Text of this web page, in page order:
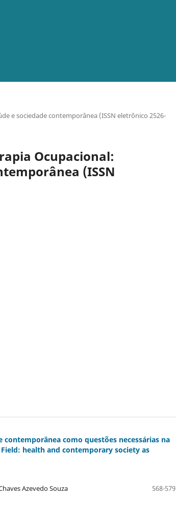
e sociedade contemporânea (ISSN eletrônico 2526-
Ocupacional:
(ISSN
contemporânea como questões necessárias na
health and contemporary society as
Azevedo Souza
568-579